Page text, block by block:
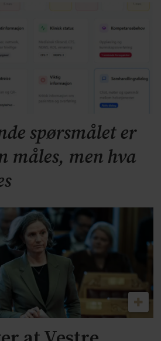
spørsmålet er
måles, men hva